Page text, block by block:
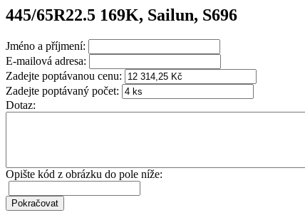
445/65R22.5 169K, Sailun, S696
Jméno a příjmení:
E-mailová adresa:
Zadejte poptávanou cenu:
Zadejte poptávaný počet:
Dotaz:
Opište kód z obrázku do pole níže: